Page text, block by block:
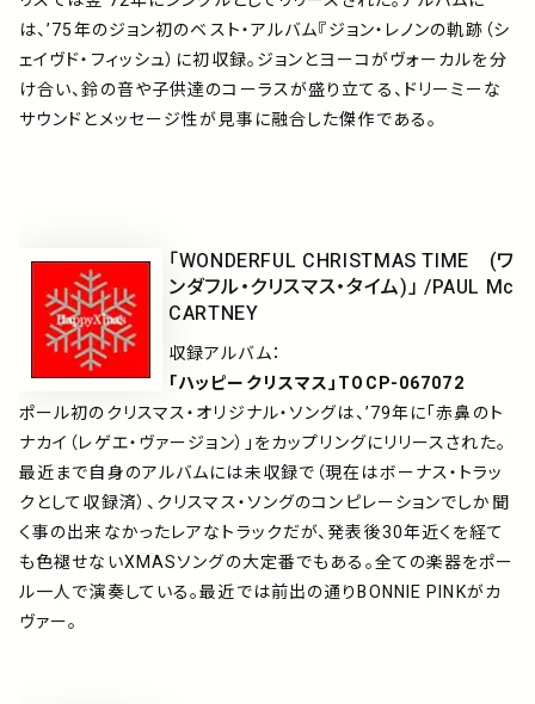
は、’75年のジョン初のベスト・アルバム『ジョン・レノンの軌跡（シ
ェイヴド・フィッシュ）に初収録。ジョンとヨーコがヴォーカルを分
け合い、鈴の音や子供達のコーラスが盛り立てる、ドリーミーな
サウンドとメッセージ性が見事に融合した傑作である。
「WONDERFUL CHRISTMAS TIME (ワ
ンダフル・クリスマス・タイム)」 /PAUL Mc
CARTNEY
収録アルバム：
「ハッピークリスマス」TOCP-067072
ポール初のクリスマス・オリジナル・ソングは、’79年に「赤鼻のト
ナカイ（レゲエ・ヴァージョン）」をカップリングにリリースされた。
最近まで自身のアルバムには未収録で（現在はボーナス・トラッ
クとして収録済）、クリスマス・ソングのコンピレーションでしか聞
く事の出来なかったレアなトラックだが、発表後30年近くを経て
も色褪せないXMASソングの大定番でもある。全ての楽器をポー
ル一人で演奏している。最近では前出の通りBONNIE PINKがカ
ヴァー。